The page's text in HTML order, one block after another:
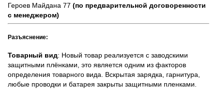
Героев Майдана 77 (по предварительной договоренности
с менеджером)
Разъяснение:
Товарный вид: Новый товар реализуется с заводскими
защитными плёнками, это является одним из факторов
определения товарного вида. Вскрытая зарядка, гарнитура,
любые проводки и батарея закрыты защитными пленками.